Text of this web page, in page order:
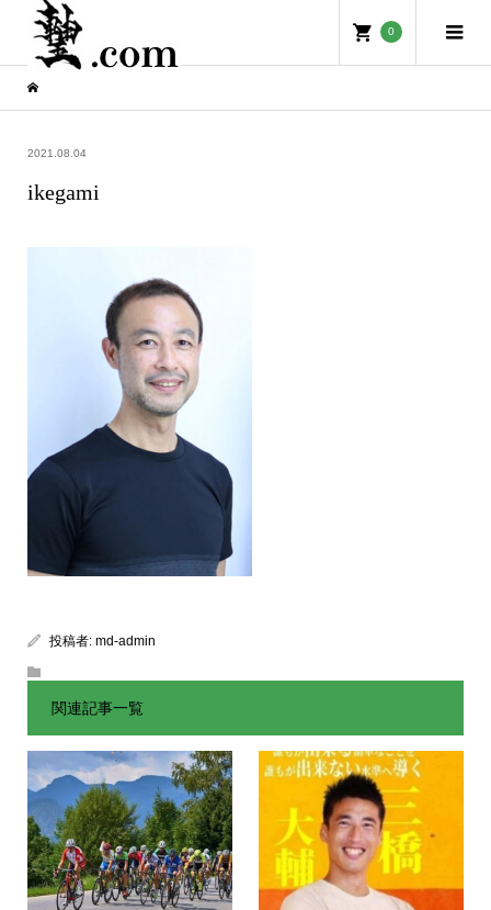
0
2021.08.04
ikegami
投稿者: md-admin
関連記事一覧